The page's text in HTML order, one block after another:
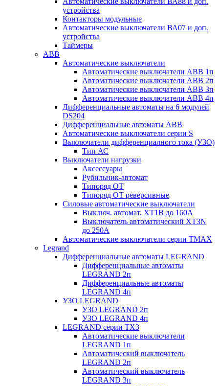
устройства
Контакторы модульные
Автоматические выключатели ВА07 и доп.
устройства
Таймеры
ABB
Автоматические выключатели
Автоматические выключатели АВВ 1п
Автоматические выключатели АВВ 2п
Автоматические выключатели АВВ 3п
Автоматические выключатели АВВ 4п
Дифференциальные автоматы на 6 модулей
DS204
Дифференциальные автоматы АВВ
Автоматические выключатели серии S
Выключатели дифференциалного тока (УЗО)
Тип АС
Выключатели нагрузки
Аксессуары
Рубильник-автомат
Типоряд ОТ
Типоряд ОТ реверсивные
Силовые автоматические выключатели
Выключ. автомат. XT1В до 160А
Выключатель автоматический XT3N
до 250А
Автоматические выключатели серии ТМАХ
Legrand
Дифференциальные автоматы LEGRAND
Дифференциальные автоматы
LEGRAND 2п
Дифференциальные автоматы
LEGRAND 4п
УЗО LEGRAND
УЗО LEGRAND 2п
УЗО LEGRAND 4п
LEGRAND серии ТХ3
Автоматические выключатели
LEGRAND 1п
Автоматический выключатель
LEGRAND 2п
Автоматический выключатель
LEGRAND 3п